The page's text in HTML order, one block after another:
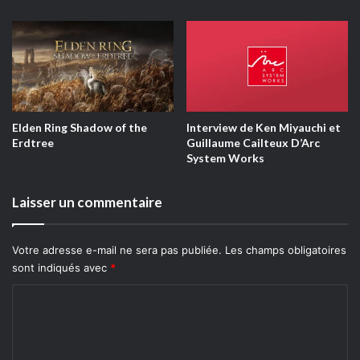
Évidemment, tout n’est pas exempt de défauts comme par
exemple les touches qui sont configurées de base de
manière peu orthodoxe. La difficulté n’est pas en reste non
plus et est particulièrement corsée.
Elden Ring Shadow of the
Erdtree
Interview de Ken Miyauchi et
Guillaume Cailteux D’Arc
System Works
Laisser un commentaire
Votre adresse e-mail ne sera pas publiée. Les champs obligatoires
sont indiqués avec *